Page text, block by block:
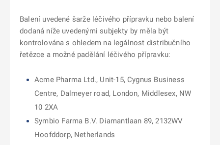
Balení uvedené šarže léčivého přípravku nebo balení
dodaná níže uvedenými subjekty by měla být
kontrolována s ohledem na legálnost distribučního
řetězce a možné padělání léčivého přípravku:
Acme Pharma Ltd., Unit-15, Cygnus Business
Centre, Dalmeyer road, London, Middlesex, NW
10 2XA
Symbio Farma B.V. Diamantlaan 89, 2132WV
Hoofddorp, Netherlands